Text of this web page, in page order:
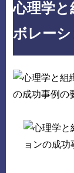
心理学と
ボレーシ